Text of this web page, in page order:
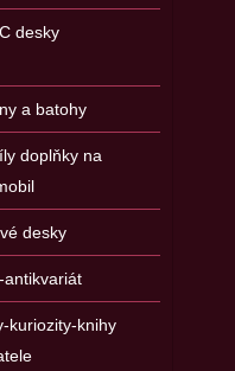
desky
a batohy
doplňky na
desky
antikvariát
kuriozity-knihy